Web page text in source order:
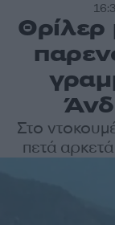
Θρίλερ
Στο
πετά